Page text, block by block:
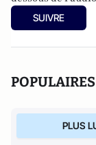
SUIVRE
POPULAIRES
PLUS